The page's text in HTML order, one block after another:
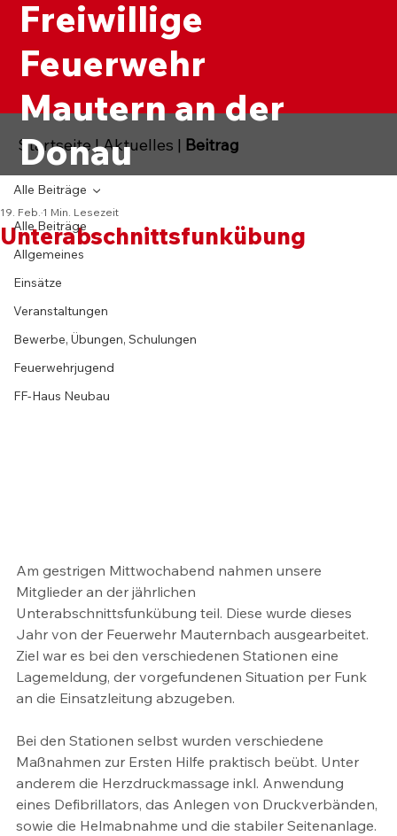
Freiwillige
Feuerwehr
Mautern an der
Donau
Alle Beiträge
Allgemeines
Einsätze
Veranstaltungen
Bewerbe, Übungen, Schulungen
Feuerwehrjugend
FF-Haus Neubau
Alle Beiträge
Unterabschnittsfunkübung
19. Feb. 1 Min. Lesezeit
Am gestrigen Mittwochabend nahmen unsere
Mitglieder an der jährlichen
Unterabschnittsfunkübung teil. Diese wurde dieses
Jahr von der Feuerwehr Mauternbach ausgearbeitet.
Ziel war es bei den verschiedenen Stationen eine
Lagemeldung, der vorgefundenen Situation per Funk
an die Einsatzleitung abzugeben.
Bei den Stationen selbst wurden verschiedene
Maßnahmen zur Ersten Hilfe praktisch beübt. Unter
anderem die Herzdruckmassage inkl. Anwendung
eines Defibrillators, das Anlegen von Druckverbänden,
sowie die Helmabnahme und die stabiler Seitenanlage.
Startseite|Aktuelles | Beitrag